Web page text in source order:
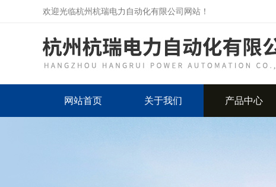
欢迎光临杭州杭瑞电力自动化有限公司网站！
网站首页 关于我们 产品中心